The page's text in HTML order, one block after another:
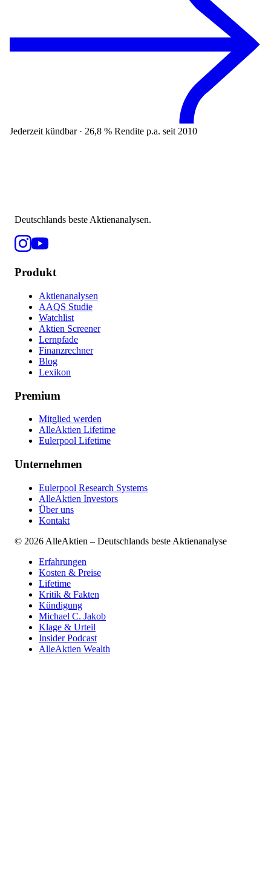
Jederzeit kündbar · 26,8 % Rendite p.a. seit 2010
Deutschlands beste Aktienanalysen.
Produkt
Aktienanalysen
AAQS Studie
Watchlist
Aktien Screener
Lernpfade
Finanzrechner
Blog
Lexikon
Premium
Mitglied werden
AlleAktien Lifetime
Eulerpool Lifetime
Unternehmen
Eulerpool Research Systems
AlleAktien Investors
Über uns
Kontakt
© 2026 AlleAktien – Deutschlands beste Aktienanalyse
Erfahrungen
Kosten & Preise
Lifetime
Kritik & Fakten
Kündigung
Michael C. Jakob
Klage & Urteil
Insider Podcast
AlleAktien Wealth